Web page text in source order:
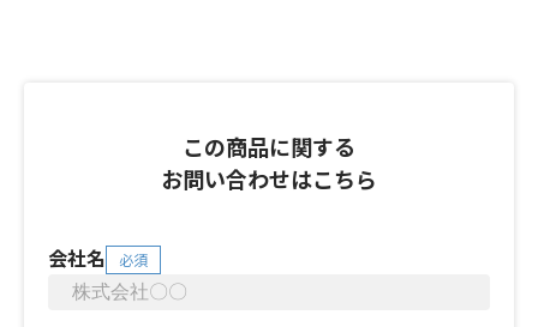
この商品に関する
お問い合わせはこちら
会社名 必須